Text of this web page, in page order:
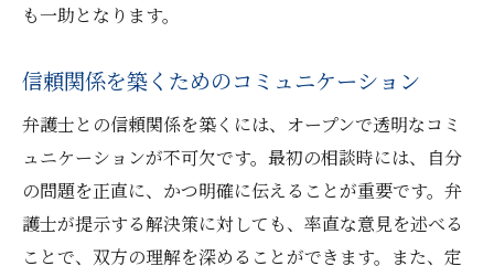
も一助となります。
信頼関係を築くためのコミュニケーション
弁護士との信頼関係を築くには、オープンで透明なコミ
ュニケーションが不可欠です。最初の相談時には、自分
の問題を正直に、かつ明確に伝えることが重要です。弁
護士が提示する解決策に対しても、率直な意見を述べる
ことで、双方の理解を深めることができます。また、定